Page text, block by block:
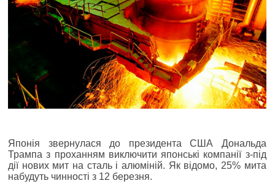
Японія звернулася до президента США Дональда
Трампа з проханням виключити японські компанії з-під
дії нових мит на сталь і алюміній. Як відомо, 25% мита
набудуть чинності з 12 березня.